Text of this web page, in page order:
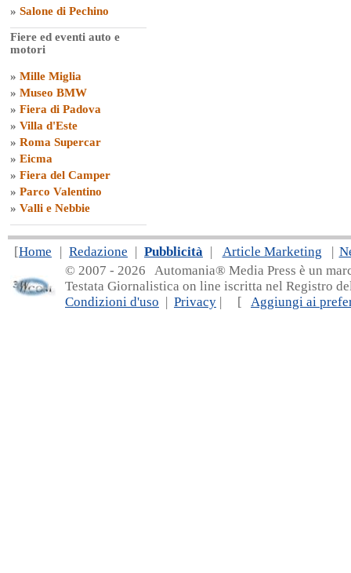
» Salone di Pechino
Fiere ed eventi auto e
motori
» Mille Miglia
» Museo BMW
» Fiera di Padova
» Villa d'Este
» Roma Supercar
» Eicma
» Fiera del Camper
» Parco Valentino
» Valli e Nebbie
[Home | Redazione | Pubblicità | Article Marketing |
© 2007 - 2026 Automania® Media Press è un
Testata Giornalistica on line iscritta nel Registro
Condizioni d'uso | Privacy | [ Aggiungi ai